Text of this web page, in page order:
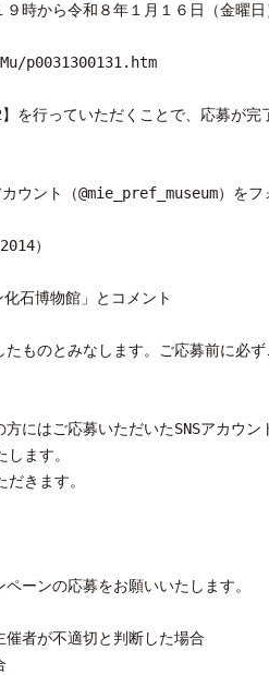
９時から令和８年１月１６日（金曜
p0031300131.htm
を行っていただくことで、応募が
ウント（@mie_pref_museum）をフ
）
化石博物館」とコメント
ものとみなします。ご応募前に必ず
にはご応募いただいたSNSアカウ
ます。
きます。
ーンの応募をお願いいたします。
催者が不適切と判断した場合